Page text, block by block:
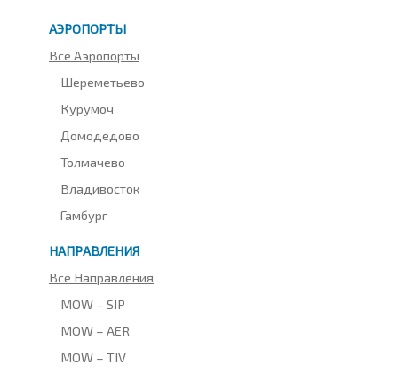
АЭРОПОРТЫ
Все Аэропорты
Шереметьево
Курумоч
Домодедово
Толмачево
Владивосток
Гамбург
НАПРАВЛЕНИЯ
Все Направления
MOW – SIP
MOW – AER
MOW – TIV